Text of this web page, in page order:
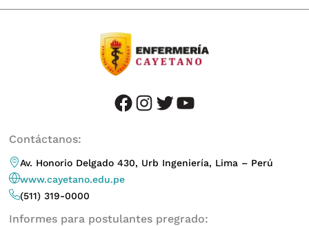
facebook instagram twitter youtube
Contáctanos:
Av. Honorio Delgado 430, Urb Ingeniería, Lima – Perú
www.cayetano.edu.pe
(511) 319-0000
Informes para postulantes pregrado: